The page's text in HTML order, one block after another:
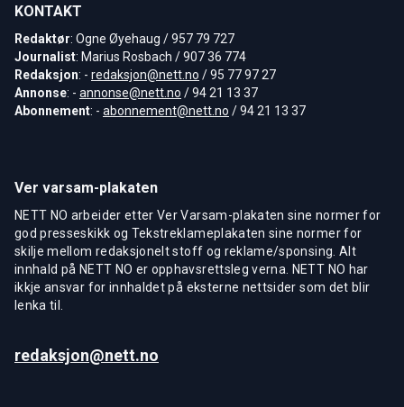
KONTAKT
Redaktør: Ogne Øyehaug / 957 79 727
Journalist: Marius Rosbach / 907 36 774
Redaksjon: - redaksjon@nett.no / 95 77 97 27
Annonse: - annonse@nett.no / 94 21 13 37
Abonnement: - abonnement@nett.no / 94 21 13 37
Ver varsam-plakaten
NETT NO arbeider etter Ver Varsam-plakaten sine normer for
god presseskikk og Tekstreklameplakaten sine normer for
skilje mellom redaksjonelt stoff og reklame/sponsing. Alt
innhald på NETT NO er opphavsrettsleg verna. NETT NO har
ikkje ansvar for innhaldet på eksterne nettsider som det blir
lenka til.
redaksjon@nett.no